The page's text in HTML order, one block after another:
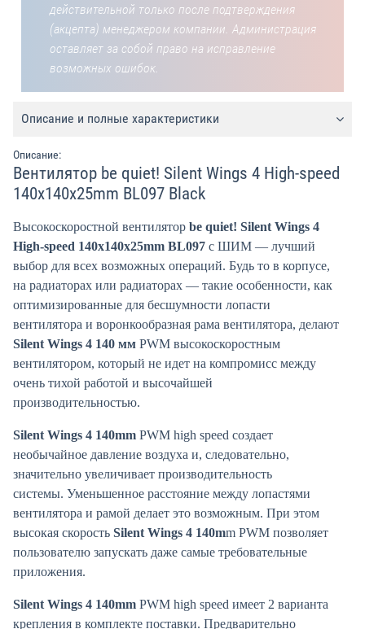
действительной только после подтверждения
(акцепта) менеджером компании. Администрация
оставляет за собой право на исправление
возможных ошибок.
Описание и полные характеристики
Описание:
Вентилятор be quiet! Silent Wings 4 High-speed
140x140x25mm BL097 Black
Высокоскоростной вентилятор be quiet! Silent Wings 4
High-speed 140x140x25mm BL097 с ШИМ — лучший
выбор для всех возможных операций. Будь то в корпусе,
на радиаторах или радиаторах — такие особенности, как
оптимизированные для бесшумности лопасти
вентилятора и воронкообразная рама вентилятора, делают
Silent Wings 4 140 мм PWM высокоскоростным
вентилятором, который не идет на компромисс между
очень тихой работой и высочайшей
производительностью.
Silent Wings 4 140mm PWM high speed создает
необычайное давление воздуха и, следовательно,
значительно увеличивает производительность
системы. Уменьшенное расстояние между лопастями
вентилятора и рамой делает это возможным. При этом
высокая скорость Silent Wings 4 140mm PWM позволяет
пользователю запускать даже самые требовательные
приложения.
Silent Wings 4 140mm PWM high speed имеет 2 варианта
крепления в комплекте поставки. Предварительно